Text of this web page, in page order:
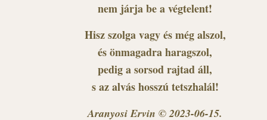
nem járja be a végtelent!
Hisz szolga vagy és még alszol,
és önmagadra haragszol,
pedig a sorsod rajtad áll,
s az alvás hosszú tetszhalál!
Aranyosi Ervin © 2023-06-15.